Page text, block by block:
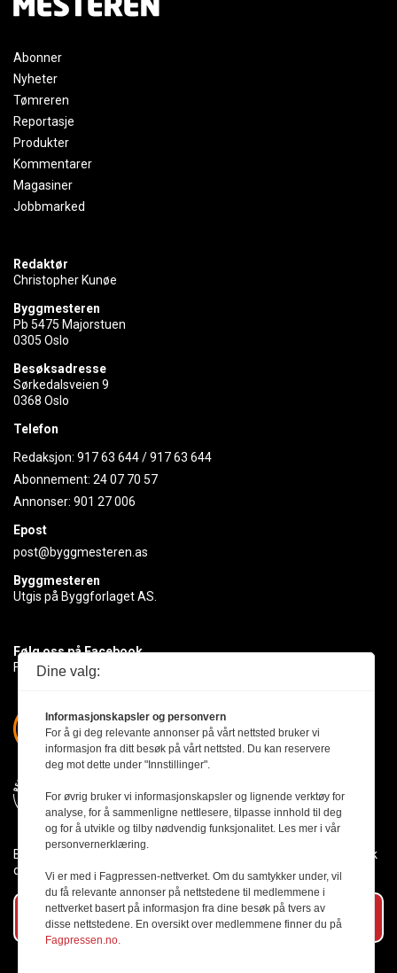
Abonner
Nyheter
Tømreren
Reportasje
Produkter
Kommentarer
Magasiner
Jobbmarked
Redaktør
Christopher Kunøe
Byggmesteren
Pb 5475 Majorstuen
0305 Oslo
Besøksadresse
Sørkedalsveien 9
0368 Oslo
Telefon
Redaksjon: 917 63 644/917 63 644
Abonnement: 24 07 70 57
Annonser: 901 27 006
Epost
post@byggmesteren.as
Byggmesteren
Utgis på Byggforlaget AS.
Følg oss på Facebook
Få med deg det siste innen byggebransjen
Byggmesteren følger Vær Varsom-plakaten og presseetikken slik
den er nedfelt i Redaktørplakaten.
Abonner på vårt nyhetsbrev
Dine valg:
Informasjonskapsler og personvern
For å gi deg relevante annonser på vårt nettsted bruker vi
informasjon fra ditt besøk på vårt nettsted. Du kan reservere
deg mot dette under "Innstillinger".
For øvrig bruker vi informasjonskapsler og lignende verktøy for
analyse, for å sammenligne nettlesere, tilpasse innhold til deg
og for å utvikle og tilby nødvendig funksjonalitet. Les mer i vår
personvernerklæring.
Vi er med i Fagpressen-nettverket. Om du samtykker under, vil
du få relevante annonser på nettstedene til medlemmene i
nettverket basert på informasjon fra dine besøk på tvers av
disse nettstedene. En oversikt over medlemmene finner du på
Fagpressen.no.